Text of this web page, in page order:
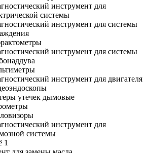
инструмент для
системы
инструмент для системы
инструмент для системы
инструмент для двигателя
утечек дымовые
инструмент для
системы
1